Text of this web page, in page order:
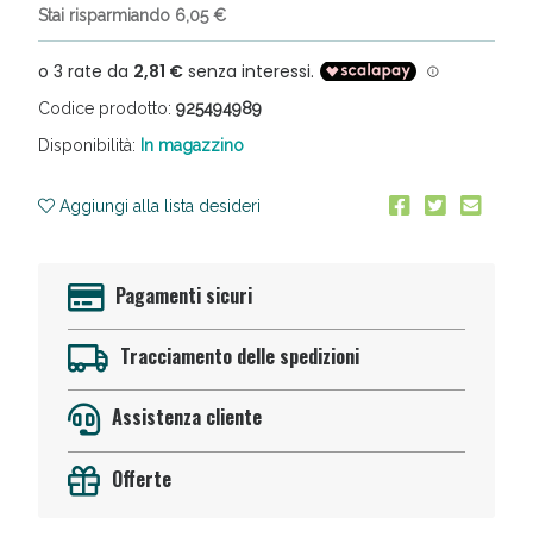
Stai risparmiando 6,05 €
Codice prodotto: 925494989
Disponibilità: In magazzino
Aggiungi alla lista desideri
Pagamenti sicuri
Tracciamento delle spedizioni
Assistenza cliente
Offerte
Anticellulite e Fanghi: Sconto fino al 40% valido
oggi!